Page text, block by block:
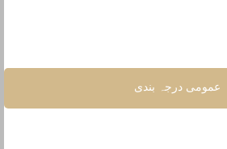
عمومی درجہ بندی